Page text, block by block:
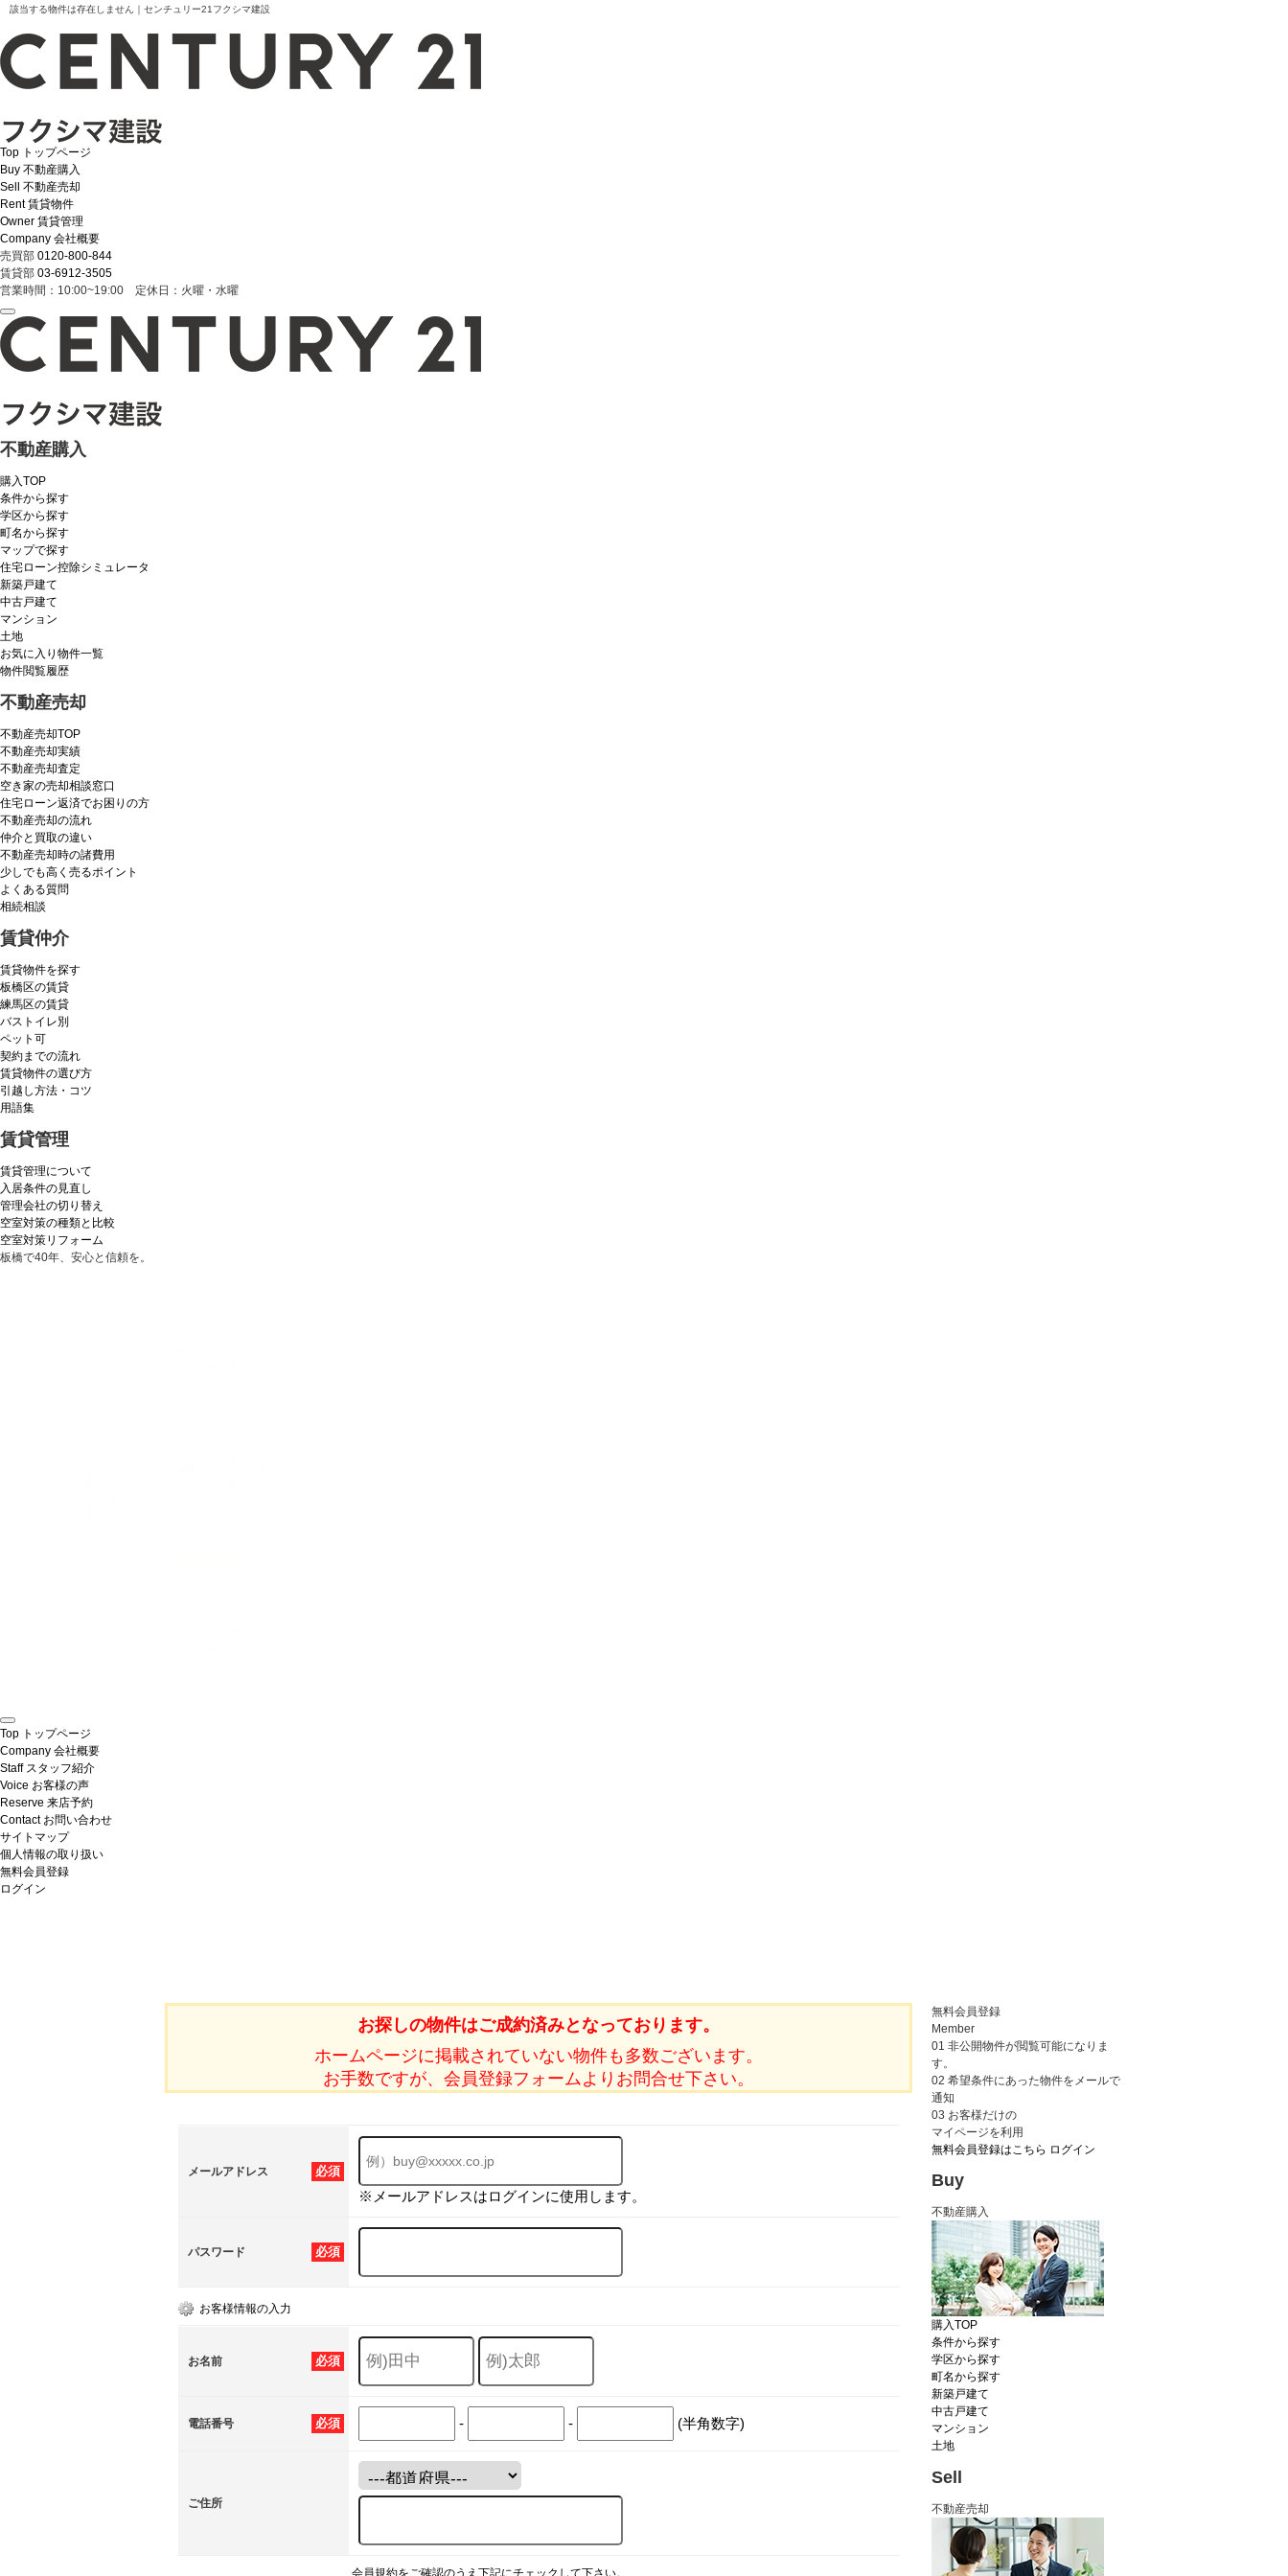
該当する物件は存在しません｜センチュリー21フクシマ建設
Top トップページ
Buy 不動産購入
Sell
不動産売却
Rent 賃貸物件
Owner 賃貸管理
Company 会社概要
売買部 0120-800-844
賃貸部 03-6912-3505
営業時間：10:00~19:00 定休日：火曜・水曜
不動産購入
購入TOP
条件から探す
学区から探す
町名から探す
マップで探す
住宅ローン控除シミュレータ
新築戸建て
中古戸建て
マンション
土地
お気に入り物件一覧
物件閲覧履歴
不動産売却
不動産売却TOP
不動産売却実績
不動産売却査定
空き家の売却相談窓口
住宅ローン返済でお困りの方
不動産売却の流れ
仲介と買取の違い
不動産売却時の諸費用
少しでも高く売るポイント
よくある質問
相続相談
賃貸仲介
賃貸物件を探す
板橋区の賃貸
練馬区の賃貸
バストイレ別
ペット可
契約までの流れ
賃貸物件の選び方
引越し方法・コツ
用語集
賃貸管理
賃貸管理について
入居条件の見直し
管理会社の切り替え
空室対策の種類と比較
空室対策リフォーム
板橋で40年、安心と信頼を。
Top トップページ
Company 会社概要
Staff スタッフ紹介
Voice お客様の声
Reserve 来店予約
Contact お問い合わせ
サイトマップ
個人情報の取り扱い
無料会員登録
ログイン
お探しの物件はご成約済みとなっております。
ホームページに掲載されていない物件も多数ございます。
お手数ですが、会員登録フォームよりお問合せ下さい。
必須
メールアドレス
※メールアドレスはログインに使用します。
必須
パスワード
お客様情報の入力
必須
お名前
必須
電話番号 - - (半角数字)
ご住所
会員規約をご確認のうえ下記にチェックして下さい。
無料会員登録
Member
01 非公開物件が閲覧可能になりま
す。
02 希望条件にあった物件をメールで
通知
03 お客様だけの
マイページを利用
無料会員登録はこちら ログイン
Buy
不動産購入
購入TOP
条件から探す
学区から探す
町名から探す
新築戸建て
中古戸建て
マンション
土地
Sell
不動産売却